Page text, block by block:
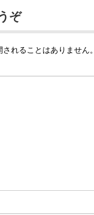
ぞ
れることはありません。